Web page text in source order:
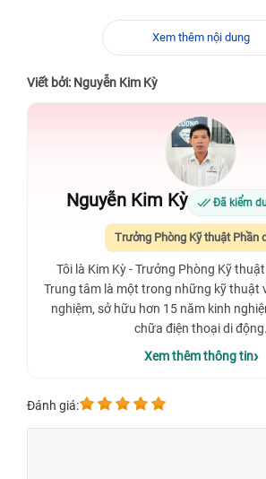
Xem thêm nội dung
Viết bởi: Nguyễn Kim Kỳ
Nguyễn Kim Kỳ Đã kiểm
Trưởng Phòng Kỹ thuật Phần
Tôi là Kim Kỳ - Trưởng Phòng Kỹ
Trung tâm là một trong những kỹ thuật
nghiệm, sở hữu hơn 15 năm kinh
chữa điện thoại di động.
Xem thêm thông tin
Đánh giá: